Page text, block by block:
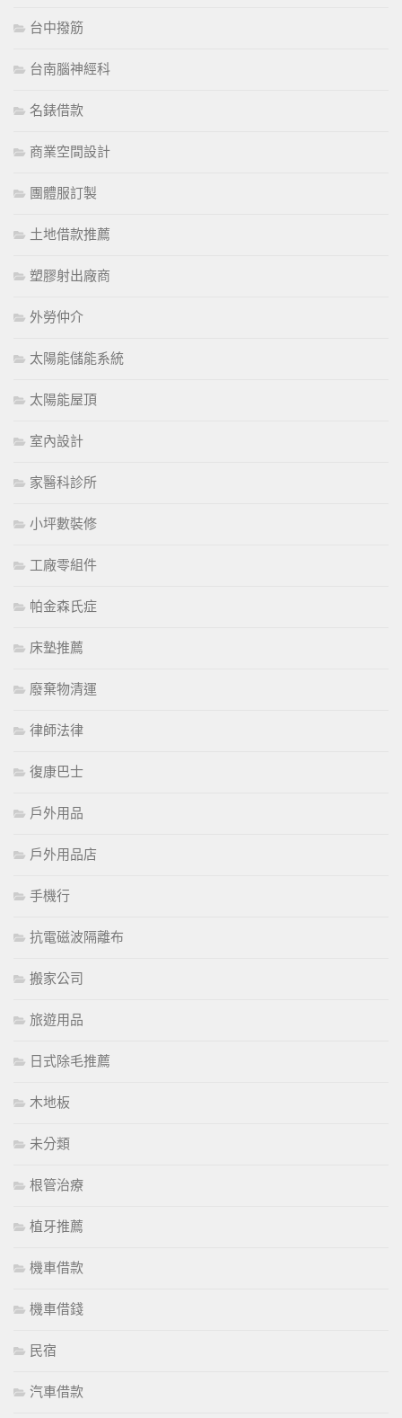
台中撥筋
台南腦神經科
名錶借款
商業空間設計
團體服訂製
土地借款推薦
塑膠射出廠商
外勞仲介
太陽能儲能系統
太陽能屋頂
室內設計
家醫科診所
小坪數裝修
工廠零組件
帕金森氏症
床墊推薦
廢棄物清運
律師法律
復康巴士
戶外用品
戶外用品店
手機行
抗電磁波隔離布
搬家公司
旅遊用品
日式除毛推薦
木地板
未分類
根管治療
植牙推薦
機車借款
機車借錢
民宿
汽車借款